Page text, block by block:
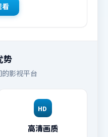
看
势
影视平台
HD
高清画质